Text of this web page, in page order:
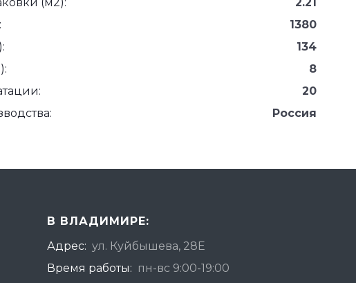
1380
134
8
20
Россия
В ВЛАДИМИРЕ:
Адрес: ул. Куйбышева, 28Е
Время работы: пн-вс 9:00-19:00